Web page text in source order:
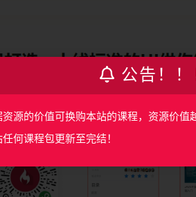
公告！！
资源的价值可换购本站的课程，资源价值
任何课程包更新至完结！